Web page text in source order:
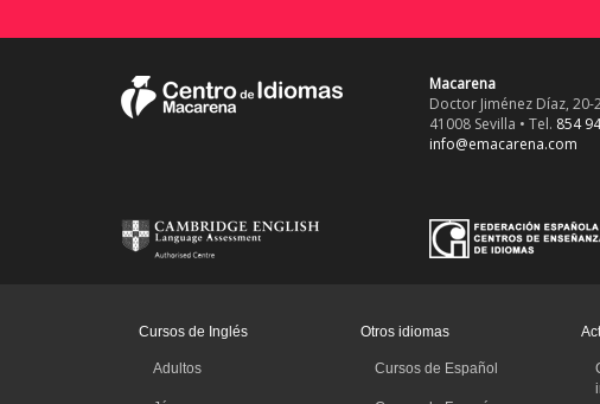
Macarena
Doctor Jiménez Díaz, 20-
41008 Sevilla • Tel. 854
info@emacarena.com
Cursos de Inglés
Adultos
Otros idiomas
Cursos de Español